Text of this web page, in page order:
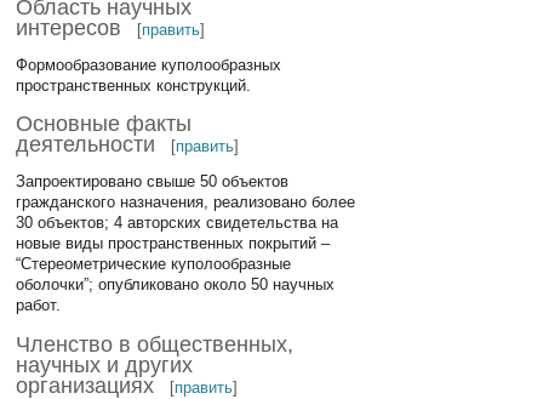
Область научных
интересов
[править]
Формообразование куполообразных
пространственных конструкций.
Основные факты
деятельности
[править]
Запроектировано свыше 50 объектов
гражданского назначения, реализовано более
30 объектов; 4 авторских свидетельства на
новые виды пространственных покрытий –
“Стереометрические куполообразные
оболочки”; опубликовано около 50 научных
работ.
Членство в общественных,
научных и других
организациях
[править]